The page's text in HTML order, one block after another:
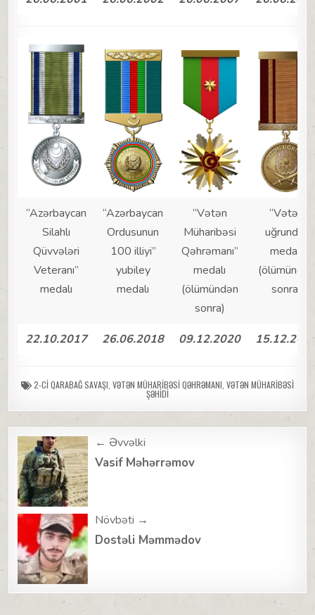
“Azərbaycan
Silahlı
Qüvvələri
Veteranı”
medalı
“Azərbaycan
Ordusunun
100 illiyi”
yubiley
medalı
“Vətən
Müharibəsi
Qəhrəmanı”
medalı
(ölümündən
sonra)
“Vətən
uğrunda”
medalı
(ölümündən
sonra)
22.10.2017 26.06.2018 09.12.2020
2-CI QARABAĞ SAVAŞI VƏTƏN MÜHARIBƏSI QƏHRƏMANI VƏTƏN MÜHARIBƏSI
ŞƏHIDI
Post
navigation
← Əvvəlki
Vasif Məhərrəmov
Növbəti →
Dostəli Məmmədov